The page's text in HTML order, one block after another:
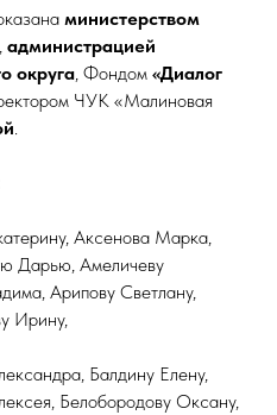
министерством
, администрацией
округа, Фондом «Диалог
ЧУК «Малиновая
.
Аксенова Марка,
Дарью, Амеличеву
Арипову Светлану,
Ирину,
Балдину Елену,
Белобородову Оксану,